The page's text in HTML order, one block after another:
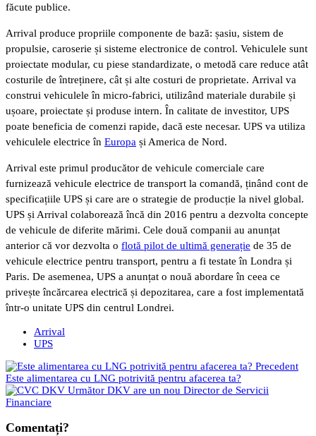
făcute publice.
Arrival produce propriile componente de bază: șasiu, sistem de
propulsie, caroserie și sisteme electronice de control. Vehiculele sunt
proiectate modular, cu piese standardizate, o metodă care reduce atât
costurile de întreținere, cât și alte costuri de proprietate. Arrival va
construi vehiculele în micro-fabrici, utilizând materiale durabile și
ușoare, proiectate și produse intern. În calitate de investitor, UPS
poate beneficia de comenzi rapide, dacă este necesar. UPS va utiliza
vehiculele electrice în Europa și America de Nord.
Arrival este primul producător de vehicule comerciale care
furnizează vehicule electrice de transport la comandă, ținând cont de
specificațiile UPS și care are o strategie de producție la nivel global.
UPS și Arrival colaborează încă din 2016 pentru a dezvolta concepte
de vehicule de diferite mărimi. Cele două companii au anunțat
anterior că vor dezvolta o flotă pilot de ultimă generație de 35 de
vehicule electrice pentru transport, pentru a fi testate în Londra și
Paris. De asemenea, UPS a anunțat o nouă abordare în ceea ce
privește încărcarea electrică și depozitarea, care a fost implementată
într-o unitate UPS din centrul Londrei.
Arrival
UPS
Precedent
Este alimentarea cu LNG potrivită pentru afacerea ta?
Următor DKV are un nou Director de Servicii
Financiare
Comentați?